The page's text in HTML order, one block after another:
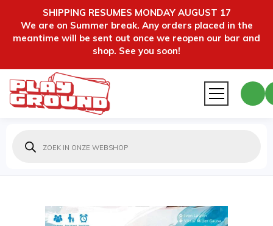
SHIPPING RESUMES MONDAY AUGUST 17
We are on Summer break. Any orders placed in the
meantime will be sent out once we reopen our bar and
shop. See you soon!
zoeken